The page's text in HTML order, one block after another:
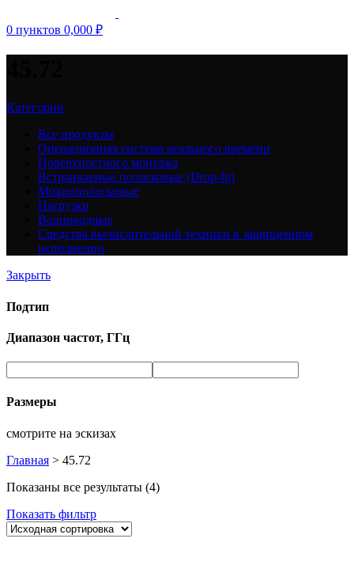
0 пунктов 0,000 ₽
Категории
Все продукты
Операционная система реального времени
Поверхностного монтажа
Встраиваемые полосковые (Drop-In)
Микрополосковые
Нагрузки
Волноводные
Средства вычислительной техники в защищенном
исполнении
Закрыть
Подтип
Диапазон частот, ГГц
Размеры
смотрите на эскизах
Главная > 45.72
Показаны все результаты (4)
Показать фильтр